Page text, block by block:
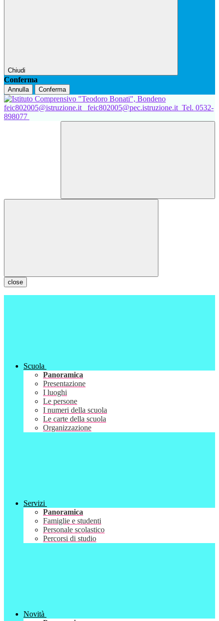
Chiudi
Conferma
Annulla Conferma
feic802005@istruzione.it feic802005@pec.istruzione.it Tel. 0532-
898077
close
Scuola
Panoramica
Presentazione
I luoghi
Le persone
I numeri della scuola
Le carte della scuola
Organizzazione
Servizi
Panoramica
Famiglie e studenti
Personale scolastico
Percorsi di studio
Novità